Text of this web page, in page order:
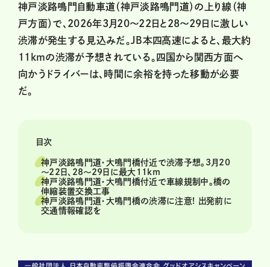
神戸淡路鳴門自動車道（神戸淡路鳴門道）の上り線（神
戸方面）で、2026年3月20～22日と28～29日に激しい
渋滞が発生する見込みだ。JB本四高速によると、最大約
11kmの渋滞が予想されている。四国から関西方面へ
向かうドライバーは、時間に余裕を持った移動が必要
だ。
目次
神戸淡路鳴門道・大鳴門橋付近で渋滞予想。3月20
～22日、28～29日に最大11km
神戸淡路鳴門道・大鳴門橋付近で車線規制中。橋の
伸縮装置交換工事
神戸淡路鳴門道・大鳴門橋の渋滞に注意! 出発前に
交通情報確認を